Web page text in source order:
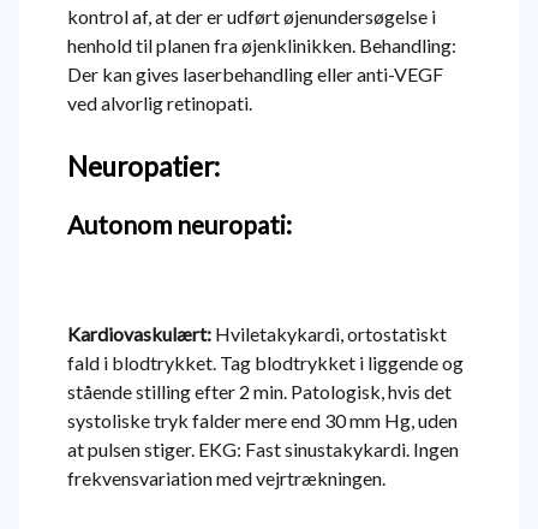
kontrol af, at der er udført øjenundersøgelse i
henhold til planen fra øjenklinikken. Behandling:
Der kan gives laserbehandling eller anti-VEGF
ved alvorlig retinopati.
Neuropatier:
Autonom neuropati:
Kardiovaskulært: Hviletakykardi, ortostatiskt
fald i blodtrykket. Tag blodtrykket i liggende og
stående stilling efter 2 min. Patologisk, hvis det
systoliske tryk falder mere end 30 mm Hg, uden
at pulsen stiger. EKG: Fast sinustakykardi. Ingen
frekvensvariation med vejrtrækningen.